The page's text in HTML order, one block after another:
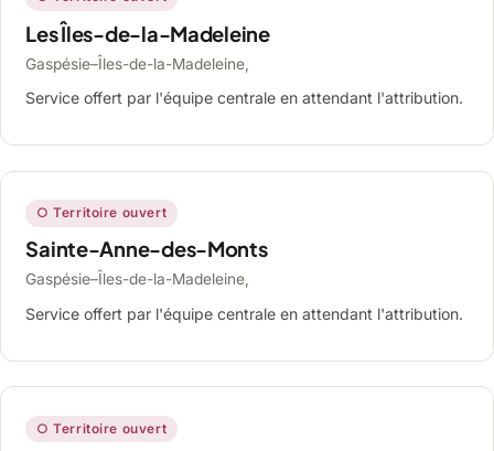
Les Îles-de-la-Madeleine
Gaspésie–Îles-de-la-Madeleine,
Service offert par l'équipe centrale en attendant l'attribution.
○ Territoire ouvert
Sainte-Anne-des-Monts
Gaspésie–Îles-de-la-Madeleine,
Service offert par l'équipe centrale en attendant l'attribution.
○ Territoire ouvert